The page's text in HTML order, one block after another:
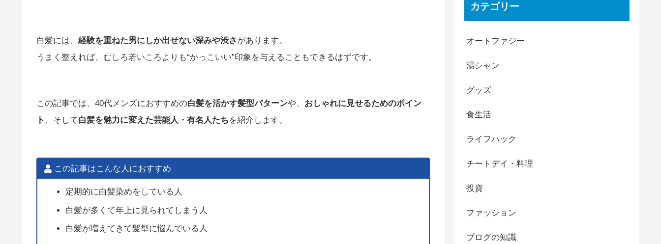
白髪には、 経験を重ねた男にしか出せない深みや渋さ があります。
うまく整えれば、むしろ若いころよりも“かっこいい”印象を与えることもできるはずです。
この記事では、40代メンズにおすすめの白髪を活かす髪型パターンや、 おしゃれに見せるためのポイン
ト 、そして白髪を魅力に変えた芸能人・有名人たちを紹介します。
この記事はこんな人におすすめ
定期的に白髪染めをしている人
白髪が多くて年上に見られてしまう人
白髪が増えてきて髪型に悩んでいる人
カテゴリー
オートファジー
湯シャン
グッズ
食生活
ライフハック
チートデイ・料理
投資
ファッション
ブログの知識